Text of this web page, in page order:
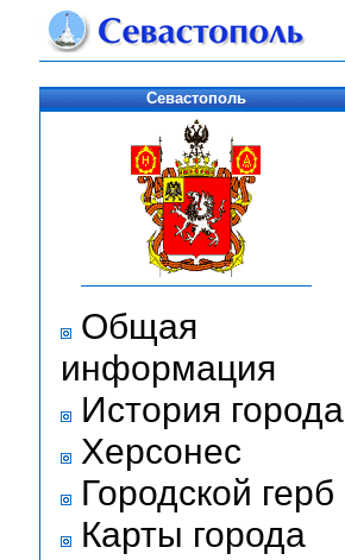
Севастополь
Общая
информация
История города
Херсонес
Городской герб
Карты города